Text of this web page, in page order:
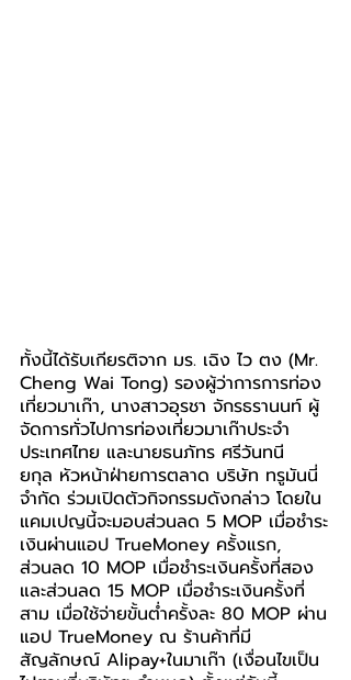
ทั้งนี้ได้รับเกียรติจาก มร. เฉิง ไว ตง (Mr.
Cheng Wai Tong) รองผู้ว่าการการท่อง
เที่ยวมาเก๊า, นางสาวอุรชา จักรธรานนท์ ผู้
จัดการทั่วไปการท่องเที่ยวมาเก๊าประจำ
ประเทศไทย และนายธนภัทร ศรีวันทนี
ยกุล หัวหน้าฝ่ายการตลาด บริษัท ทรูมันนี่
จำกัด ร่วมเปิดตัวกิจกรรมดังกล่าว โดยใน
แคมเปญนี้จะมอบส่วนลด 5 MOP เมื่อชำระ
เงินผ่านแอป TrueMoney ครั้งแรก,
ส่วนลด 10 MOP เมื่อชำระเงินครั้งที่สอง
และส่วนลด 15 MOP เมื่อชำระเงินครั้งที่
สาม เมื่อใช้จ่ายขั้นต่ำครั้งละ 80 MOP ผ่าน
แอป TrueMoney ณ ร้านค้าที่มี
สัญลักษณ์ Alipay+ในมาเก๊า (เงื่อนไขเป็น